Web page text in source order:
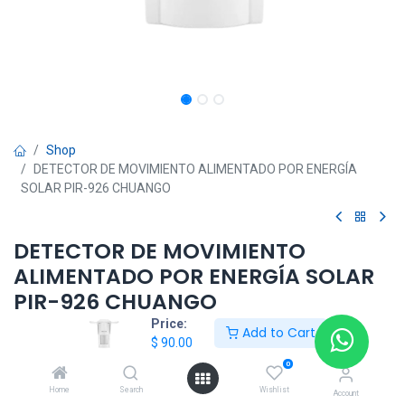
Price:
$ 90.00
Add to Cart
Home Search
0
Wishlist Account
Shop
DETECTOR DE MOVIMIENTO ALIMENTADO POR ENERGÍA
SOLAR PIR-926 CHUANGO
DETECTOR DE MOVIMIENTO
ALIMENTADO POR ENERGÍA SOLAR
PIR-926 CHUANGO
Add to Cart